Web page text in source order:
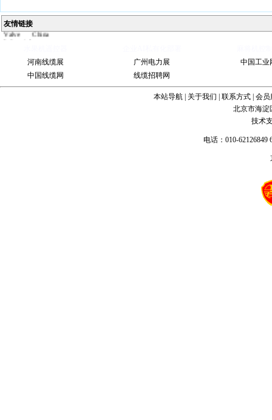
友情链接
Ball
Valve
China
Industrial
steel pipe
Steel
Gate Valve
Spiral
gearbox
spiral
河南线缆展
广州电力展
中国工业
中国线缆网
线缆招聘网
本站导航 关于我们 联系方式 会员
北京市海淀
技术
电话：010-62126849